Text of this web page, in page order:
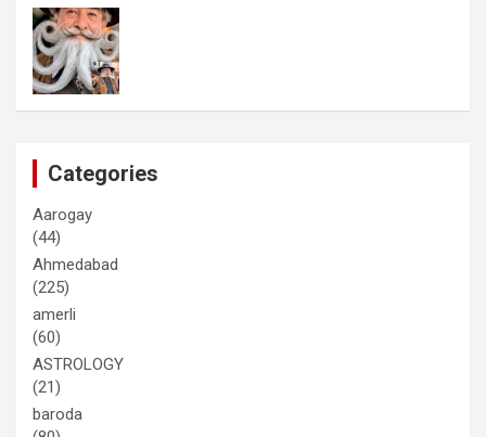
Categories
Aarogay
(44)
Ahmedabad
(225)
amerli
(60)
ASTROLOGY
(21)
baroda